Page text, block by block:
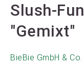
Slush-
"Gemixt"
BieBie GmbH & Co.